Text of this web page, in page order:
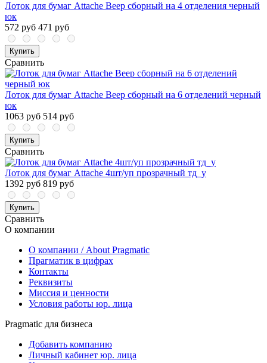
Лоток для бумаг Attache Веер сборный на 4 отделения черный
юк
572 руб 471 руб
Купить
Сравнить
Лоток для бумаг Attache Веер сборный на 6 отделений черный
юк
1063 руб 514 руб
Купить
Сравнить
Лоток для бумаг Attache 4шт/уп прозрачный тд_у
1392 руб 819 руб
Купить
Сравнить
О компании
О компании / About Pragmatic
Прагматик в цифрах
Контакты
Реквизиты
Миссия и ценности
Условия работы юр. лица
Pragmatic для бизнеса
Добавить компанию
Личный кабинет юр. лица